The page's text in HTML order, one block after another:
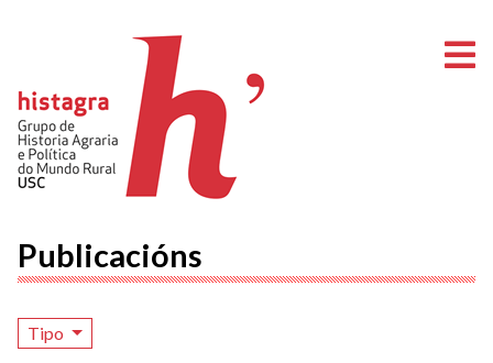
Publicacións
Tipo